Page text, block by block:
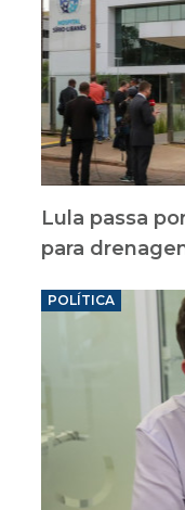
Lula passa
para
POLÍTICA